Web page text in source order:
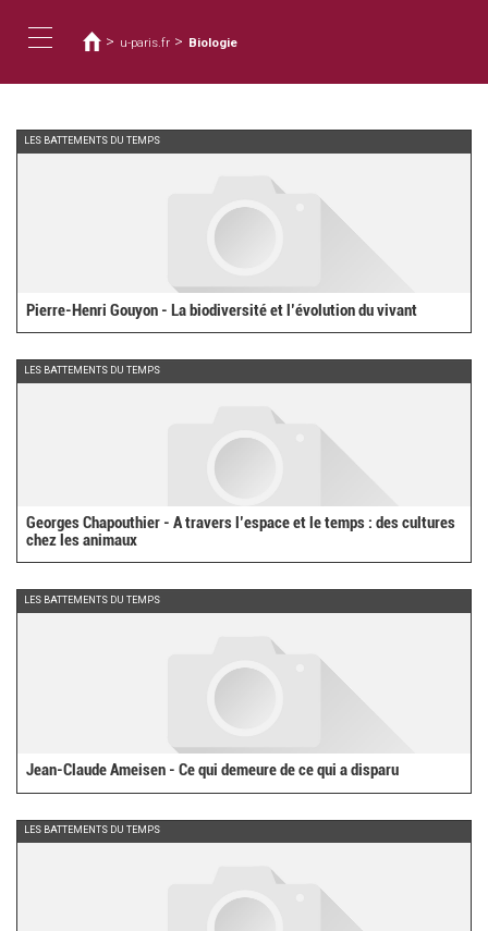
main
navigation
are
here
> u-paris.fr > Biologie
LES BATTEMENTS DU TEMPS
Pierre-Henri Gouyon - La biodiversité et l’évolution du vivant
LES BATTEMENTS DU TEMPS
Georges Chapouthier - A travers l’espace et le temps : des cultures
chez les animaux
LES BATTEMENTS DU TEMPS
Jean-Claude Ameisen - Ce qui demeure de ce qui a disparu
LES BATTEMENTS DU TEMPS